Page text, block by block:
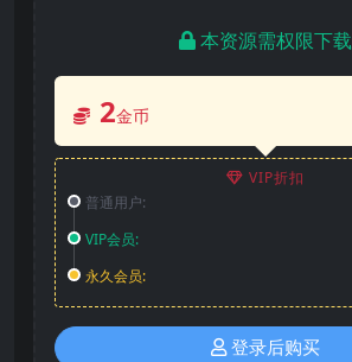
本资源需权限下载
2金币
VIP折扣
普通用户:
VIP会员:
永久会员:
登录后购买